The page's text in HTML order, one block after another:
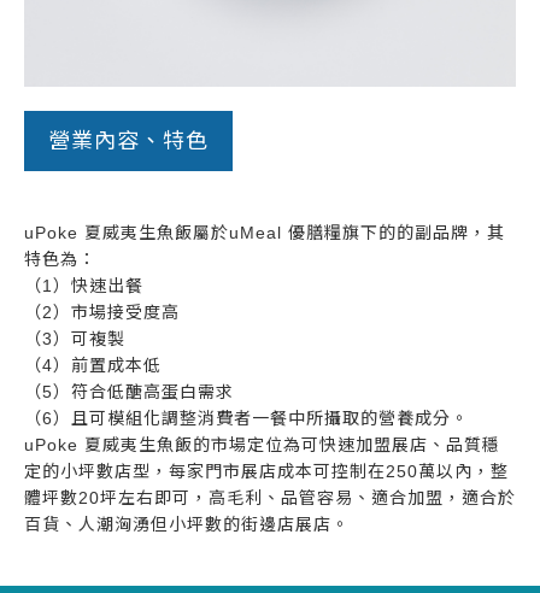
營業內容、特色
uPoke 夏威夷生魚飯屬於uMeal 優膳糧旗下的的副品牌，其
特色為：
（1）快速出餐
（2）市場接受度高
（3）可複製
（4）前置成本低
（5）符合低醣高蛋白需求
（6）且可模組化調整消費者一餐中所攝取的營養成分。
uPoke 夏威夷生魚飯的市場定位為可快速加盟展店、品質穩
定的小坪數店型，每家門市展店成本可控制在250萬以內，整
體坪數20坪左右即可，高毛利、品管容易、適合加盟，適合於
百貨、人潮洶湧但小坪數的街邊店展店。